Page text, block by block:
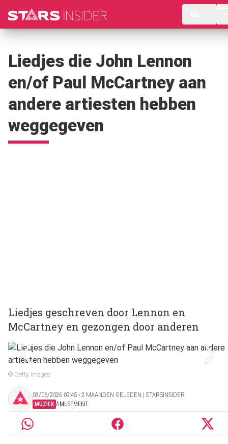
Liedjes die John Lennon
en/of Paul McCartney aan
andere artiesten hebben
weggegeven
Liedjes geschreven door Lennon en
McCartney en gezongen door anderen
© Getty Images
03/06/2026 09:45 ‧ 2 MAANDEN GELEDEN | STARSINSIDER
MUZIEK AMUSEMENT